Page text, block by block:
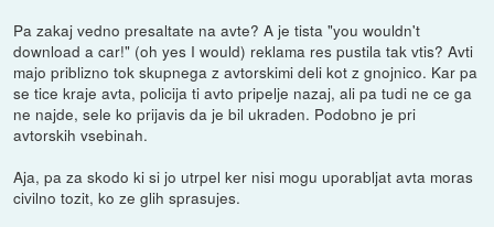
Pa zakaj vedno presaltate na avte? A je tista "you wouldn't
download a car!" (oh yes I would) reklama res pustila tak vtis? Avti
majo priblizno tok skupnega z avtorskimi deli kot z gnojnico. Kar pa
se tice kraje avta, policija ti avto pripelje nazaj, ali pa tudi ne ce ga
ne najde, sele ko prijavis da je bil ukraden. Podobno je pri
avtorskih vsebinah.
Aja, pa za skodo ki si jo utrpel ker nisi mogu uporabljat avta moras
civilno tozit, ko ze glih sprasujes.